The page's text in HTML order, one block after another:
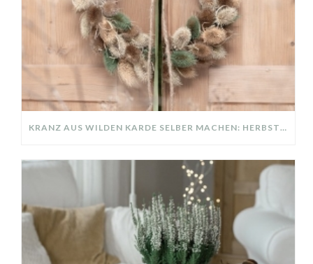
KRANZ AUS WILDEN KARDE SELBER MACHEN: HERBSTDEKO GANZ EINFACH